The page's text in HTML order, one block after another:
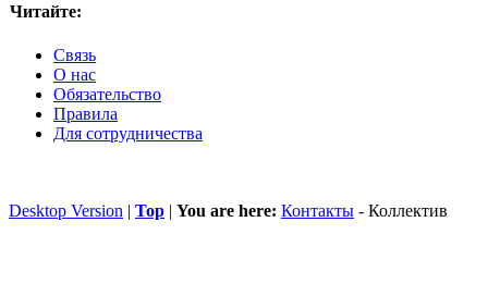
Читайте:
Связь
О нас
Обязательство
Правила
Для сотрудничества
Desktop Version | Top | You are here: Контакты - Коллектив